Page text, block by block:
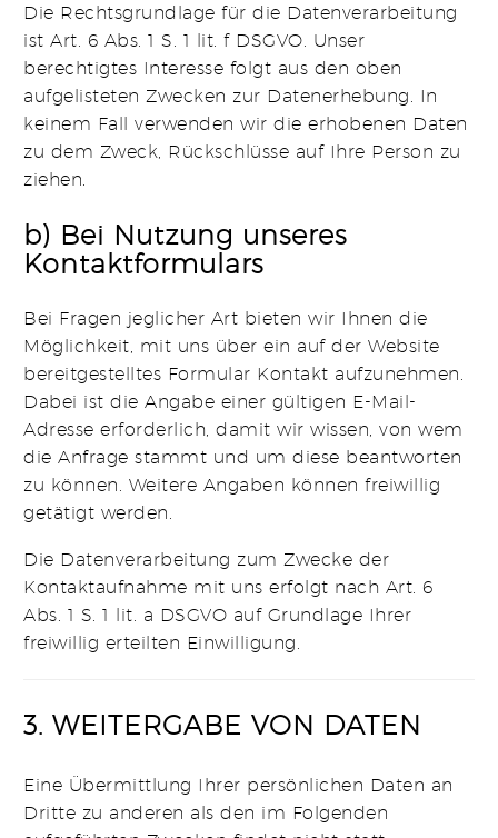
Die Rechtsgrundlage für die Datenverarbeitung
ist Art. 6 Abs. 1 S. 1 lit. f DSGVO. Unser
berechtigtes Interesse folgt aus den oben
aufgelisteten Zwecken zur Datenerhebung. In
keinem Fall verwenden wir die erhobenen Daten
zu dem Zweck, Rückschlüsse auf Ihre Person zu
ziehen.
b) Bei Nutzung unseres
Kontaktformulars
Bei Fragen jeglicher Art bieten wir Ihnen die
Möglichkeit, mit uns über ein auf der Website
bereitgestelltes Formular Kontakt aufzunehmen.
Dabei ist die Angabe einer gültigen E-Mail-
Adresse erforderlich, damit wir wissen, von wem
die Anfrage stammt und um diese beantworten
zu können. Weitere Angaben können freiwillig
getätigt werden.
Die Datenverarbeitung zum Zwecke der
Kontaktaufnahme mit uns erfolgt nach Art. 6
Abs. 1 S. 1 lit. a DSGVO auf Grundlage Ihrer
freiwillig erteilten Einwilligung.
3. WEITERGABE VON DATEN
Eine Übermittlung Ihrer persönlichen Daten an
Dritte zu anderen als den im Folgenden